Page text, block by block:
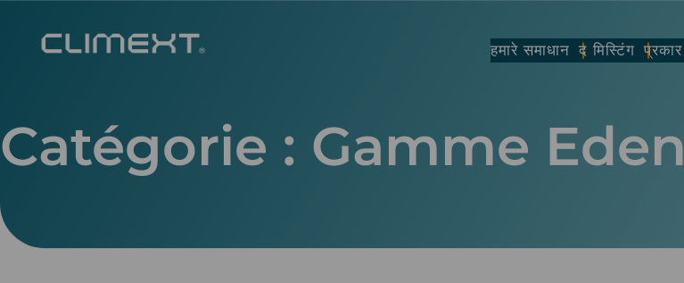
हमारे समाधान द मिस्टिंग प्रकार
Catégorie : Gamme Eden